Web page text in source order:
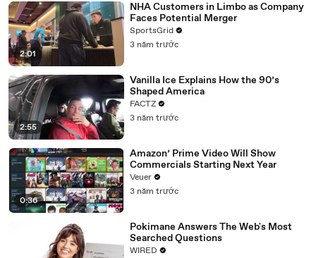
2:01
NHA Customers in Limbo as Company
Faces Potential Merger
SportsGrid
3 năm trước
2:55
Vanilla Ice Explains How the 90’s
Shaped America
FACTZ
3 năm trước
0:36
Amazon’ Prime Video Will Show
Commercials Starting Next Year
Veuer
3 năm trước
Pokimane Answers The Web's Most
Searched Questions
WIRED